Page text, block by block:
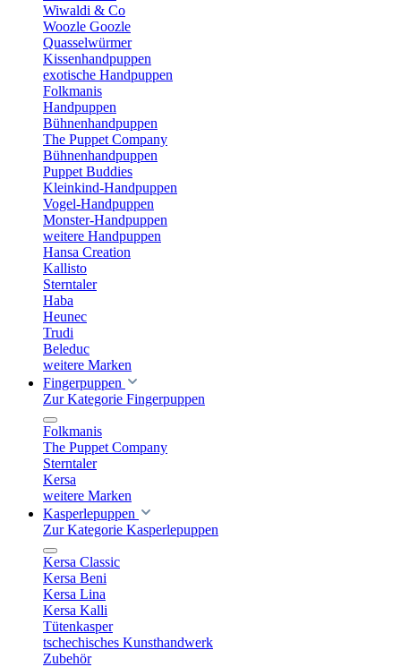
Wiwaldi & Co
Woozle Goozle
Quasselwürmer
Kissenhandpuppen
exotische Handpuppen
Folkmanis
Handpuppen
Bühnenhandpuppen
The Puppet Company
Bühnenhandpuppen
Puppet Buddies
Kleinkind-Handpuppen
Vogel-Handpuppen
Monster-Handpuppen
weitere Handpuppen
Hansa Creation
Kallisto
Sterntaler
Haba
Heunec
Trudi
Beleduc
weitere Marken
Fingerpuppen
Zur Kategorie Fingerpuppen
Folkmanis
The Puppet Company
Sterntaler
Kersa
weitere Marken
Kasperlepuppen
Zur Kategorie Kasperlepuppen
Kersa Classic
Kersa Beni
Kersa Lina
Kersa Kalli
Tütenkasper
tschechisches Kunsthandwerk
Zubehör